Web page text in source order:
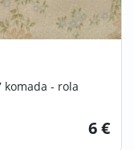
komada - rola
6 €